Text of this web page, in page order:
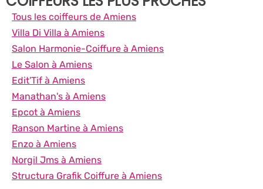
Tous les coiffeurs de Amiens
Villa Di Villa à Amiens
Salon Harmonie-Coiffure à Amiens
Le Salon à Amiens
Edit'Tif à Amiens
Manathan's à Amiens
Epcot à Amiens
Ranson Martine à Amiens
Enzo à Amiens
Norgil Jms à Amiens
Structura Grafik Coiffure à Amiens